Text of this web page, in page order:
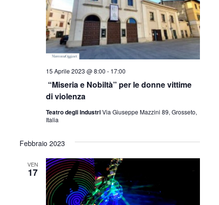
“Miseria e Nobiltà” per le donne vittime
di violenza
15 Aprile 2023 @ 8:00 - 17:00
Teatro degli IndustriVia Giuseppe Mazzini 89, Grosseto,
Italia
Febbraio 2023
VEN
17